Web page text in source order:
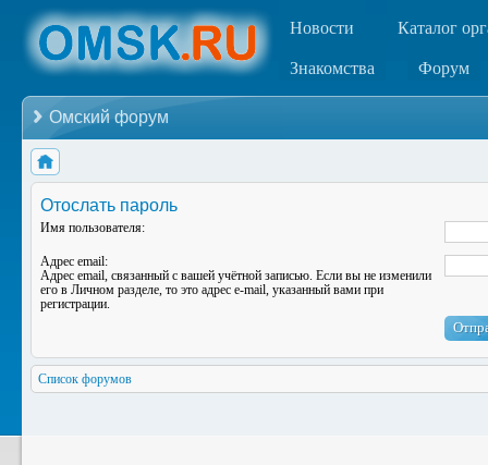
Новости Каталог
Знакомства Форум
Омский форум
Отослать пароль
Имя пользователя:
Адрес email:
Адрес email, связанный с вашей учётной записью. Если вы не изменили
его в Личном разделе, то это адрес e-mail, указанный вами при
регистрации.
Список форумов